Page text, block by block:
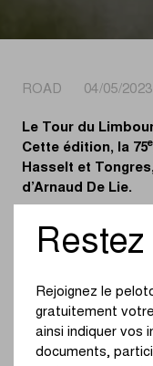
ROAD 04/05/2023
Le Tour du
Cette édition, la 75e
Hasselt et
d’Arnaud De Lie.
Le 29 mai prochain,
Hasselt pour une
203,9 kilomètres,
pavés. Le départ
12h15.
Rejoignez le
gratuitement
ainsi indiquer vos
documents,